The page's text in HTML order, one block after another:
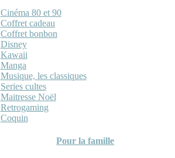
Cinéma 80 et 90
Coffret cadeau
Coffret bonbon
Disney
Kawaii
Manga
Musique, les classiques
Series cultes
Maitresse Noël
Retrogaming
Coquin
Pour la famille